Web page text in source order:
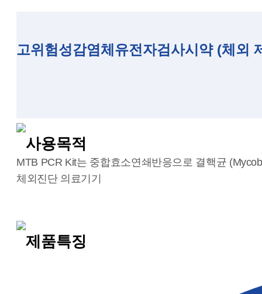
고위험성감염체유전자검사시약 (체외
사용목적
MTB PCR Kit는 중합효소연쇄반응으로 결핵균
체외진단 의료기기
제품특징